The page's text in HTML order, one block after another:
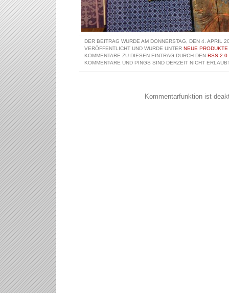
DER BEITRAG WURDE AM DONNERSTAG, DEN 4. APRIL
VERÖFFENTLICHT UND WURDE UNTER NEUE PRODUKTE
KOMMENTARE ZU DIESEN EINTRAG DURCH DEN RSS 2.0
KOMMENTARE UND PINGS SIND DERZEIT NICHT
Kommentarfunktion ist